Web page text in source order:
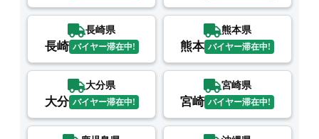
長崎県
長崎 バイヤー滞在中!
熊本県
熊本 バイヤー滞在中!
大分県
大分 バイヤー滞在中!
宮崎県
宮崎 バイヤー滞在中!